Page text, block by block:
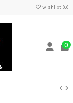
Wishlist (0)
0